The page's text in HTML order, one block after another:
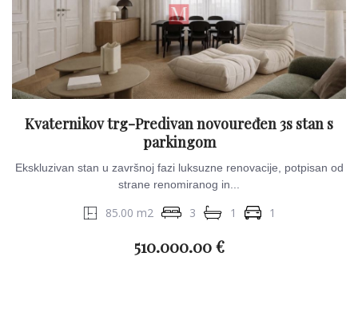
Kvaternikov trg-Predivan novouređen 3s stan s
parkingom
Ekskluzivan stan u završnoj fazi luksuzne renovacije, potpisan od
strane renomiranog in...
85.00 m2 3 1 1
510.000.00 €